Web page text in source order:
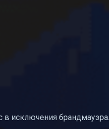
в исключения брандмауэра.